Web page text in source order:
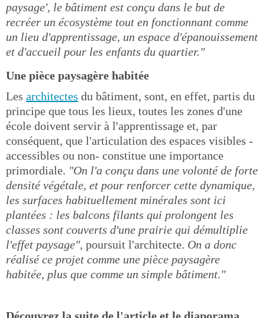
paysage', le bâtiment est conçu dans le but de
recréer un écosystème tout en fonctionnant comme
un lieu d'apprentissage, un espace d'épanouissement
et d'accueil pour les enfants du quartier."
Une pièce paysagère habitée
Les architectes du bâtiment, sont, en effet, partis du
principe que tous les lieux, toutes les zones d'une
école doivent servir à l'apprentissage et, par
conséquent, que l'articulation des espaces visibles -
accessibles ou non- constitue une importance
primordiale. "On l'a conçu dans une volonté de forte
densité végétale, et pour renforcer cette dynamique,
les surfaces habituellement minérales sont ici
plantées : les balcons filants qui prolongent les
classes sont couverts d'une prairie qui démultiplie
l'effet paysage", poursuit l'architecte. On a donc
réalisé ce projet comme une pièce paysagère
habitée, plus que comme un simple bâtiment."
Découvrez la suite de l'article et le diaporama,